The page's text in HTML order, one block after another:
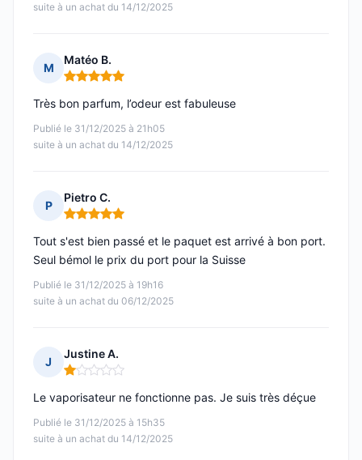
suite à un achat du 14/12/2025
M
Matéo B.
Note : 5 sur 5
Publié le 31/12/2025 à 21h05
suite à un achat du 14/12/2025
Très bon parfum, l’odeur est fabuleuse
P
Pietro C.
Note : 5 sur 5
Publié le 31/12/2025 à 19h16
suite à un achat du 06/12/2025
Tout s'est bien passé et le paquet est arrivé à bon port.
Seul bémol le prix du port pour la Suisse
J
Justine A.
Note : 1 sur 5
Publié le 31/12/2025 à 15h35
suite à un achat du 14/12/2025
Le vaporisateur ne fonctionne pas. Je suis très déçue